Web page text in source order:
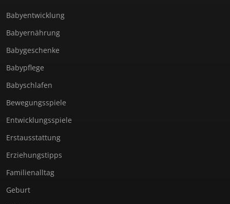
Babyentwicklung
Babyernährung
Babygeschenke
Babypflege
Babyschlafen
Bewegungsspiele
Entwicklungsspiele
Erstausstattung
Erziehungstipps
Familienalltag
Geburt